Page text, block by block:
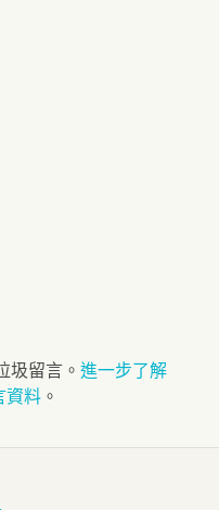
圾留言。 進一步了解
資料 。